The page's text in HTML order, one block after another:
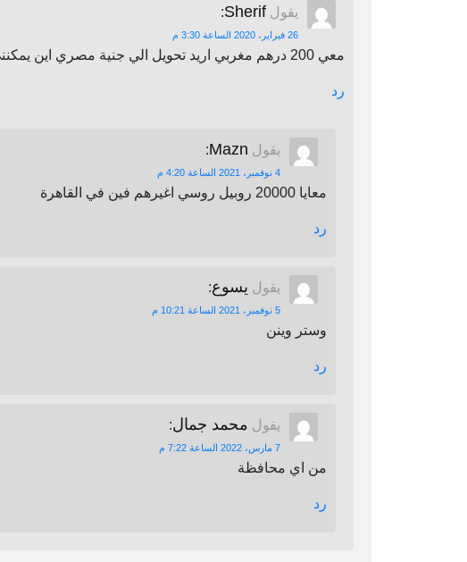
يقول Sherif
:
26 فبراير، 2020 الساعة 3:30 م
معي 200 درهم مغربي اريد تحويل الي جنية مصري اين يمكنني أن احول
رد
يقول Mazn
:
4 نوفمبر، 2021 الساعة 4:20 م
معايا 20000 روبيل روسي اغيرهم فين في القاهرة
رد
يقول يسوع:
5 نوفمبر، 2021 الساعة 10:21 م
وستر وينن
رد
يقول محمد جمال:
7 مارس، 2022 الساعة 7:22 م
من اي محافظة
رد